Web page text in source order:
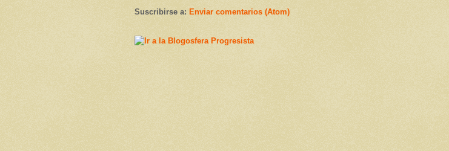
Suscribirse a: Enviar comentarios (Atom)